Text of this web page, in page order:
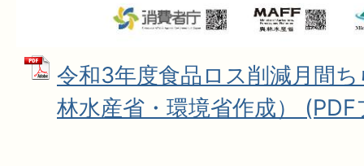
令和3年度食品ロス削減月間
林水産省・環境省作成）